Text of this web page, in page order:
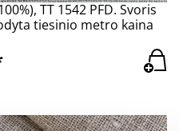
TT 1542 PFD. Svoris
tiesinio metro kaina